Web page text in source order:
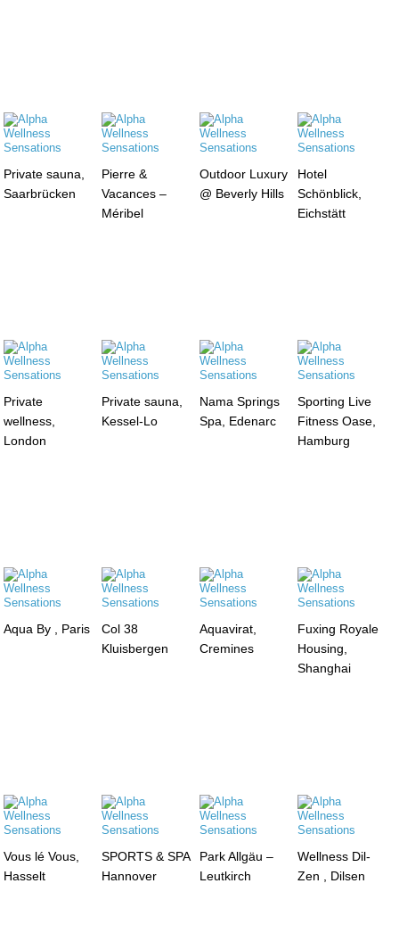
Private sauna,
Saarbrücken
Pierre &
Vacances –
Méribel
Outdoor Luxury
@ Beverly Hills
Hotel
Schönblick,
Eichstätt
Private
wellness,
London
Private sauna,
Kessel-Lo
Nama Springs
Spa, Edenarc
Sporting Live
Fitness Oase,
Hamburg
Aqua By , Paris
Col 38
Kluisbergen
Aquavirat,
Cremines
Fuxing Royale
Housing,
Shanghai
Vous lé Vous,
Hasselt
SPORTS & SPA
Hannover
Park Allgäu –
Leutkirch
Wellness Dil-
Zen , Dilsen